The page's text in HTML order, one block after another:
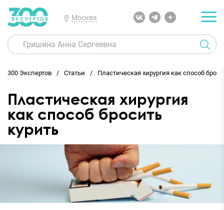
Москва
300 Экспертов Статьи Пластическая хирургия как способ
Пластическая хирургия
как способ бросить
курить